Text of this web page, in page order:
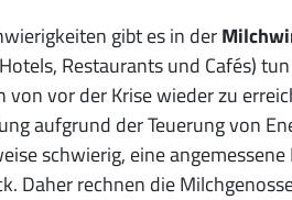
gibt es in der
Restaurants und Cafés)
von vor der Krise wieder zu
aufgrund der Teuerung von
schwierig, eine
Daher rechnen die